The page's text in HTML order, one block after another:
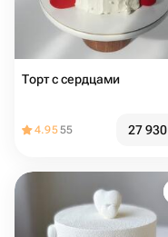
Торт с сердцами️
4.9555 27 930